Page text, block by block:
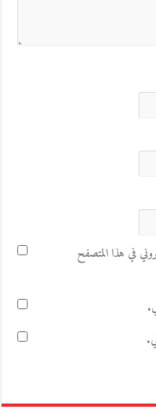
في هذا المتصفح